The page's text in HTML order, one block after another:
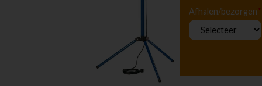
Afhalen/bezorgen *